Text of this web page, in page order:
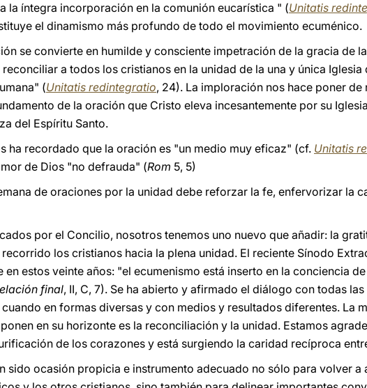
la íntegra incorporación en la comunión eucarística " (Unitatis
el dinamismo más profundo de todo el movimiento ecuménico.
se convierte en humilde y consciente impetración de la gracia de
a todos los cristianos en la unidad de la una y única Iglesia
(Unitatis redintegratio, 24). La imploración nos hace poner de
de la oración que Cristo eleva incesantemente por su
del Espíritu Santo.
ha recordado que la oración es "un medio muy eficaz" (cf. Unitatis
de Dios "no defrauda" (Rom 5, 5)
de oraciones por la unidad debe reforzar la fe, enfervorizar la
por el Concilio, nosotros tenemos uno nuevo que añadir: la
los cristianos hacia la plena unidad. El reciente Sínodo
en estos veinte años: "el ecumenismo está inserto en la conciencia
final, II, C, 7). Se ha abierto y afirmado el diálogo con todas
en formas diversas y con medios y resultados diferentes. La
en su horizonte es la reconciliación y la unidad. Estamos
de los corazones y está surgiendo la caridad recíproca
sido ocasión propicia e instrumento adecuado no sólo para volver a